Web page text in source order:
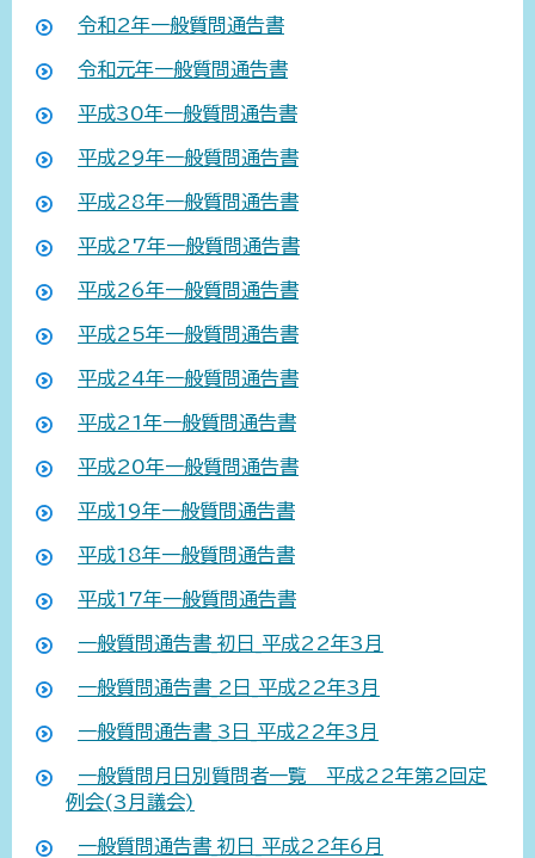
令和2年一般質問通告書
令和元年一般質問通告書
平成30年一般質問通告書
平成29年一般質問通告書
平成28年一般質問通告書
平成27年一般質問通告書
平成26年一般質問通告書
平成25年一般質問通告書
平成24年一般質問通告書
平成21年一般質問通告書
平成20年一般質問通告書
平成19年一般質問通告書
平成18年一般質問通告書
平成17年一般質問通告書
一般質問通告書_初日_平成22年3月
一般質問通告書_2日_平成22年3月
一般質問通告書_3日_平成22年3月
一般質問月日別質問者一覧 平成22年第2回定
例会(3月議会)
一般質問通告書_初日_平成22年6月